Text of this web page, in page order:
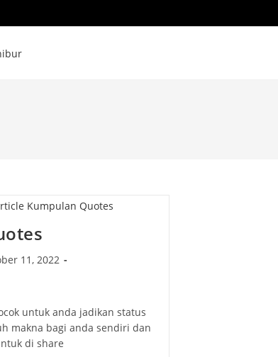
11, 2022
untuk anda jadikan status
makna bagi anda sendiri dan
di share